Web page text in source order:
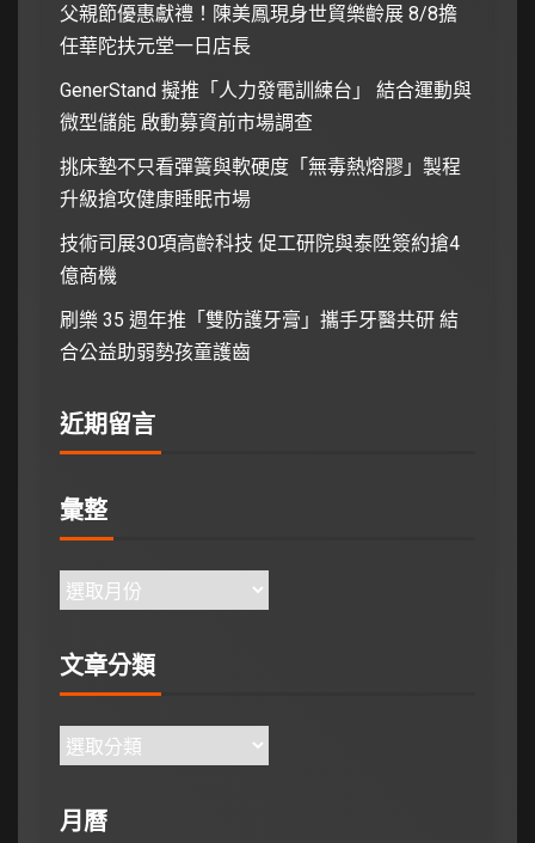
父親節優惠獻禮！陳美鳳現身世貿樂齡展 8/8擔
任華陀扶元堂一日店長
GenerStand 擬推「人力發電訓練台」 結合運動與
微型儲能 啟動募資前市場調查
挑床墊不只看彈簧與軟硬度「無毒熱熔膠」製程
升級搶攻健康睡眠市場
技術司展30項高齡科技 促工研院與泰陞簽約搶4
億商機
刷樂 35 週年推「雙防護牙膏」攜手牙醫共研 結
合公益助弱勢孩童護齒
近期留言
彙整
文章分類
月曆